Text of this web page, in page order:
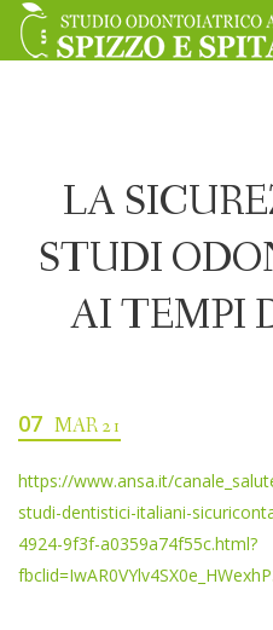
LA
STUDI
AI TEMPI
07 MAR 21
https://www.ansa.it/
studi-dentistici-italiani-
4924-9f3f-a0359a74f55c.html?